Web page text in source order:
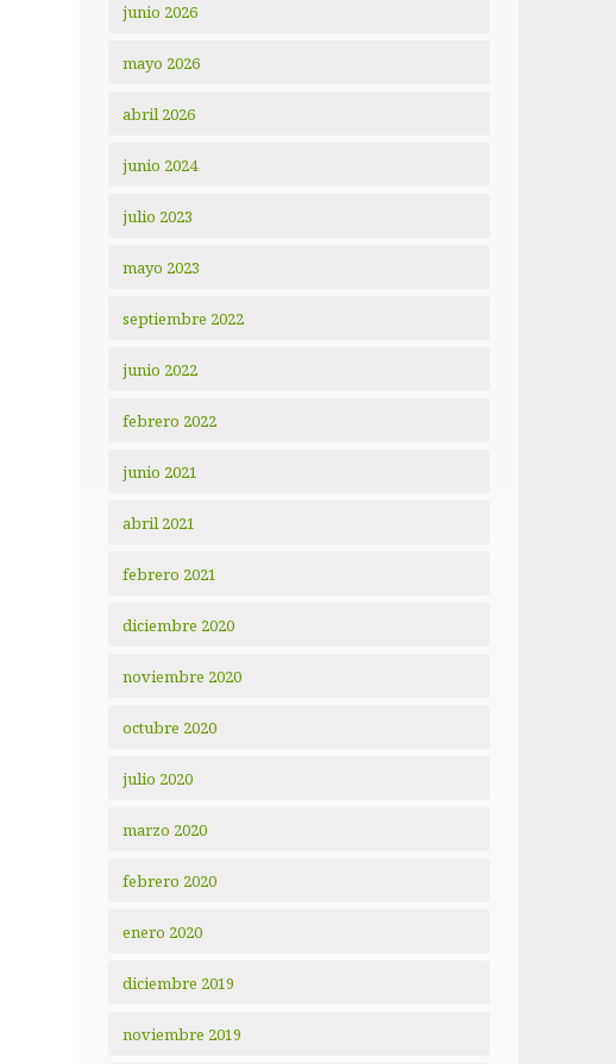
junio 2026
mayo 2026
abril 2026
junio 2024
julio 2023
mayo 2023
septiembre 2022
junio 2022
febrero 2022
junio 2021
abril 2021
febrero 2021
diciembre 2020
noviembre 2020
octubre 2020
julio 2020
marzo 2020
febrero 2020
enero 2020
diciembre 2019
noviembre 2019